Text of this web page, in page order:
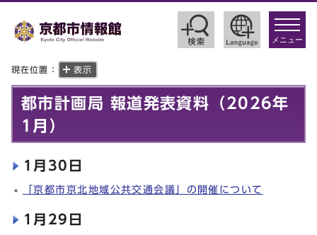
toggle
メニュー
現在位置： 表示
都市計画局 報道発表資料（2026年
1月）
1月30日
「京都市京北地域公共交通会議」の開催について
1月29日